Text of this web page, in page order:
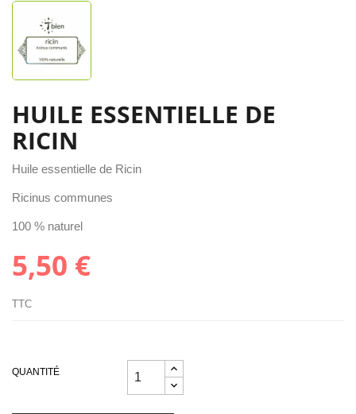
HUILE ESSENTIELLE DE
RICIN
Huile essentielle de Ricin
Ricinus communes
100 % naturel
5,50 €
TTC
QUANTITÉ